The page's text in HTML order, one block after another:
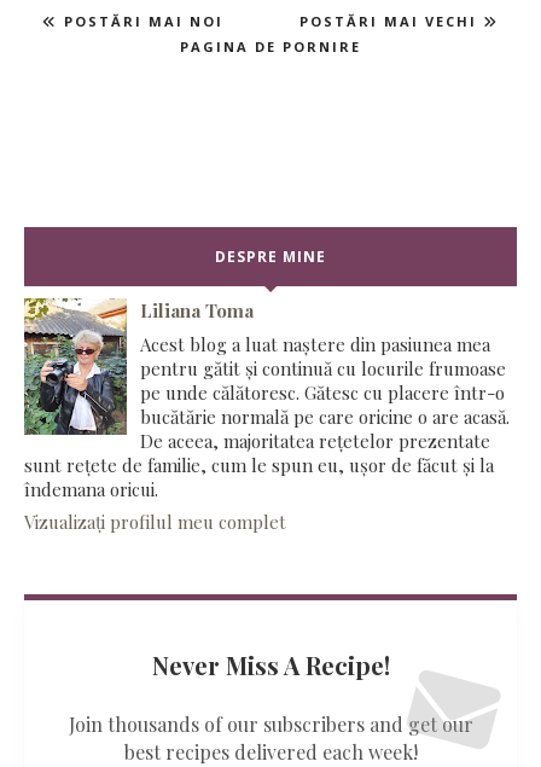
POSTĂRI MAI NOI
POSTĂRI MAI VECHI
PAGINA DE PORNIRE
DESPRE MINE
Liliana Toma
Acest blog a luat naștere din pasiunea mea
pentru gătit și continuă cu locurile frumoase
pe unde călătoresc. Gătesc cu placere într-o
bucătărie normală pe care oricine o are acasă.
De aceea, majoritatea rețetelor prezentate
sunt rețete de familie, cum le spun eu, ușor de făcut și la
îndemana oricui.
Vizualizați profilul meu complet
Never Miss A Recipe!
Join thousands of our subscribers and get our
best recipes delivered each week!